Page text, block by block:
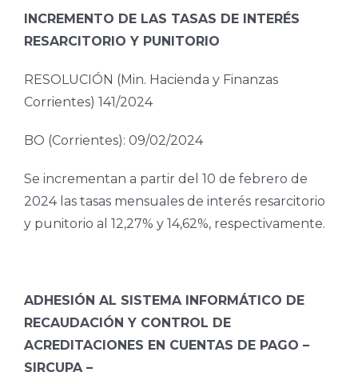
INCREMENTO DE LAS TASAS DE INTERÉS
RESARCITORIO Y PUNITORIO
RESOLUCIÓN (Min. Hacienda y Finanzas
Corrientes) 141/2024
BO (Corrientes): 09/02/2024
Se incrementan a partir del 10 de febrero de
2024 las tasas mensuales de interés resarcitorio
y punitorio al 12,27% y 14,62%, respectivamente.
ADHESIÓN AL SISTEMA INFORMÁTICO DE
RECAUDACIÓN Y CONTROL DE
ACREDITACIONES EN CUENTAS DE PAGO –
SIRCUPA –